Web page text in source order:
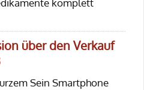
komplett
über den Verkauf
Sein Smartphone